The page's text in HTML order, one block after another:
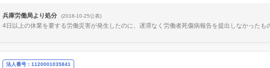
兵庫労働局より処分 (2018-10-25公表)
4日以上の休業を要する労働災害が発生したのに、遅滞なく労働者死傷病報告を提出しなかったも
法人番号：1120001035841